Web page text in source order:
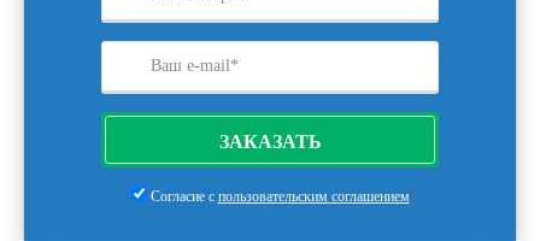
ЗАКАЗАТЬ
Согласие с пользовательским соглашением